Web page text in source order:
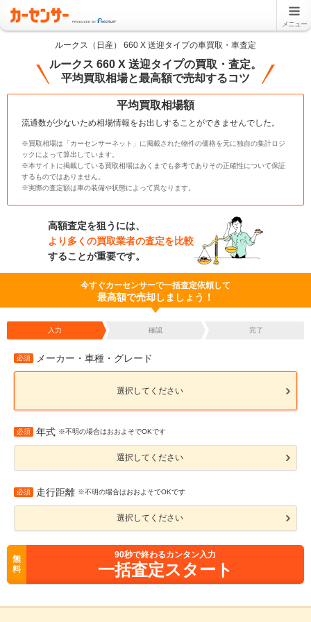
メニュー
ルークス（日産） 660 X 送迎タイプの車買取・車査定
ルークス 660 X 送迎タイプの買取・査定。
平均買取相場と最高額で売却するコツ
平均買取相場額
流通数が少ないため相場情報をお出しすることができませんでした。
※買取相場は「カーセンサーネット」に掲載された物件の価格を元に独自の集計ロジ
ックによって算出しています。
※本サイトに掲載している買取相場はあくまでも参考でありその正確性について保証
するものではありません。
※実際の査定額は車の装備や状態によって異なります。
高額査定を狙うには、
より多くの買取業者の査定を比較
することが重要です。
今すぐカーセンサーで一括査定依頼して
最高額で売却しましょう！
入力 確認 完了
必須 メーカー・車種・グレード
選択してください
必須 年式 ※不明の場合はおおよそでOKです
選択してください
必須 走行距離 ※不明の場合はおおよそでOKです
選択してください
無
料
90秒で終わるカンタン入力
一括査定スタート